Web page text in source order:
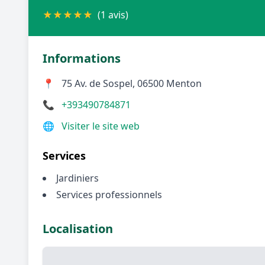
★★★★★ (1 avis)
Informations
📍
75 Av. de Sospel, 06500 Menton
📞 +393490784871
🌐 Visiter le site web
Services
Jardiniers
Services professionnels
Localisation